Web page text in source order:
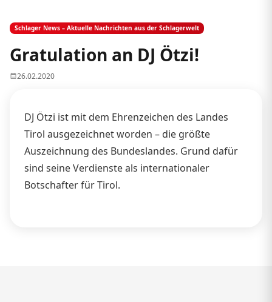
Schlager News – Aktuelle Nachrichten aus der Schlagerwelt
Gratulation an DJ Ötzi!
26.02.2020
DJ Ötzi ist mit dem Ehrenzeichen des Landes
Tirol ausgezeichnet worden – die größte
Auszeichnung des Bundeslandes. Grund dafür
sind seine Verdienste als internationaler
Botschafter für Tirol.